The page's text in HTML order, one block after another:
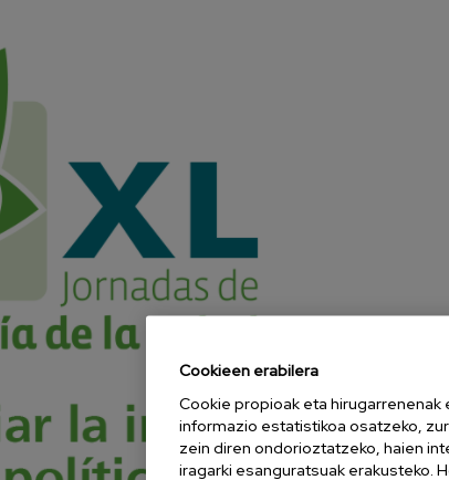
Cookieen erabilera
Cookie propioak eta
informazio estatistikoa osatzeko,
zein diren ondorioztatzeko, haien
iragarki esanguratsuak erakusteko.